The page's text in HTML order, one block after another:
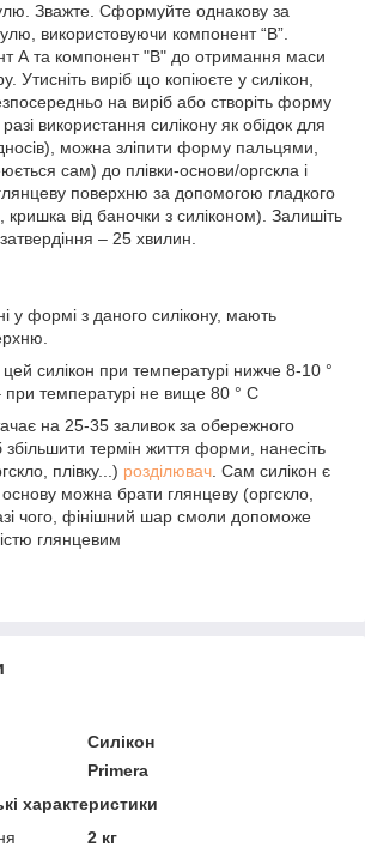
Зважте. Сформуйте однакову за
використовуючи компонент “В”.
А та компонент "В" до отримання маси
Утисніть виріб що копіюєте у силікон,
на виріб або створіть форму
використання силікону як обідок для
можна зліпити форму пальцями,
сам) до плівки-основи/оргскла і
поверхню за допомогою гладкого
від баночки з силіконом). Залишіть
– 25 хвилин.
у формі з даного силікону, мають
силікон при температурі нижче 8-10 °
температурі не вище 80 ° C
на 25-35 заливок за обережного
термін життя форми, нанесіть
плівку...) розділювач . Сам силікон є
можна брати глянцеву (оргскло,
чого, фінішний шар смоли допоможе
глянцевим
Силікон
Primera
характеристики
2 кг